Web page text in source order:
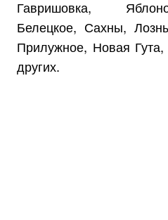
Гавришовка,
Белецкое, Сахны,
Прилужное, Новая
других.